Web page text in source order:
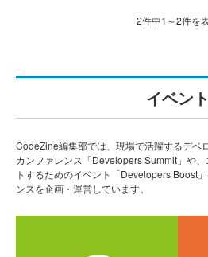
2件中1～2件を
イベント
CodeZine編集部では、現場で活躍するデベ
カンファレンス「Developers Summit」や
トするためのイベント「Developers Boost
ンスを企画・運営しています。